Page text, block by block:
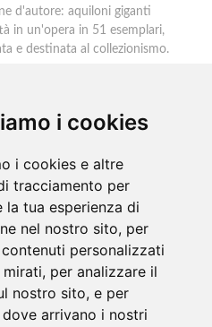
i cookies
i cookies e altre
tracciamento per
la tua esperienza di
nel nostro sito, per
personalizzati
mirati, per analizzare il
nostro sito, e per
arrivano i nostri
d'autore: aquiloni giganti
in un'opera in 51 esemplari,
e destinata al collezionismo.
del Timavo: viaggio tra
le escursioni in barca "Duino-
ogni lunedì, mercoledì e sabato.
storia e mito nel Golfo di
a Calimera
la 24ª edizione della Festa dei
identitario che trasforma il
e tradizioni.